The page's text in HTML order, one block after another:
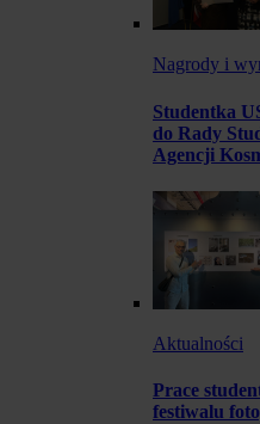
Nagrody i
Studentka
do Rady
Agencji
Aktualności
Prace
festiwalu